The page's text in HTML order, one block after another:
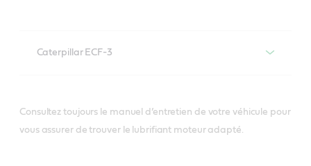
Caterpillar ECF-3
Consultez toujours le manuel d’entretien de votre véhicule pour
vous assurer de trouver le lubrifiant moteur adapté.